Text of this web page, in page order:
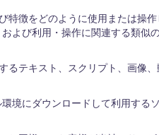
徴をどのように使用または操
よび利用・操作に関連する類似
テキスト、スクリプト、画像
境にダウンロードして利用する